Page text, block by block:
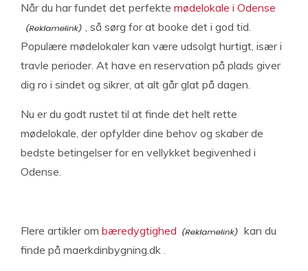
Når du har fundet det perfekte mødelokale i Odense
, så sørg for at booke det i god tid.
Populære mødelokaler kan være udsolgt hurtigt, især i
travle perioder. At have en reservation på plads giver
dig ro i sindet og sikrer, at alt går glat på dagen.
Nu er du godt rustet til at finde det helt rette
mødelokale, der opfylder dine behov og skaber de
bedste betingelser for en vellykket begivenhed i
Odense.
Flere artikler om bæredygtighed
kan du
finde på maerkdinbygning.dk .